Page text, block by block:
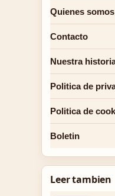
Quienes somos
Contacto
Nuestra
Politica de
Politica de
Boletin
Leer tambien